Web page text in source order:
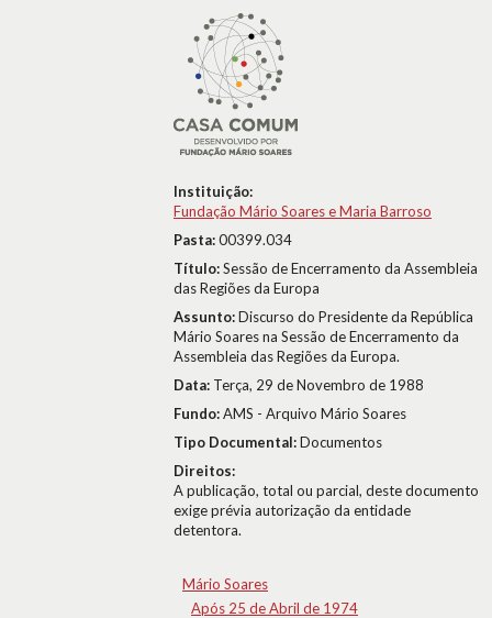
Instituição:
Fundação Mário Soares e Maria Barroso
Pasta:00399.034
Título:Sessão de Encerramento da Assembleia
das Regiões da Europa
Assunto:Discurso do Presidente da República
Mário Soares na Sessão de Encerramento da
Assembleia das Regiões da Europa.
Data: Terça, 29 de Novembro de 1988
Fundo:AMS - Arquivo Mário Soares
Tipo Documental:Documentos
Direitos:
A publicação, total ou parcial, deste documento
exige prévia autorização da entidade
detentora.
Mário Soares
Após 25 de Abril de 1974